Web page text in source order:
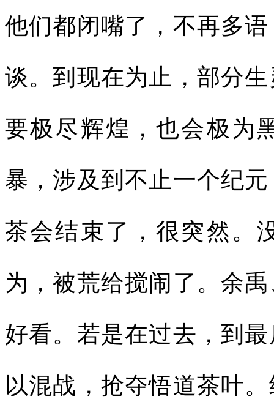
他们都闭嘴了，不再多
谈。到现在为止，部分
要极尽辉煌，也会极为
暴，涉及到不止一个纪
茶会结束了，很突然。
为，被荒给搅闹了。余
好看。若是在过去，到
以混战，抢夺悟道茶叶